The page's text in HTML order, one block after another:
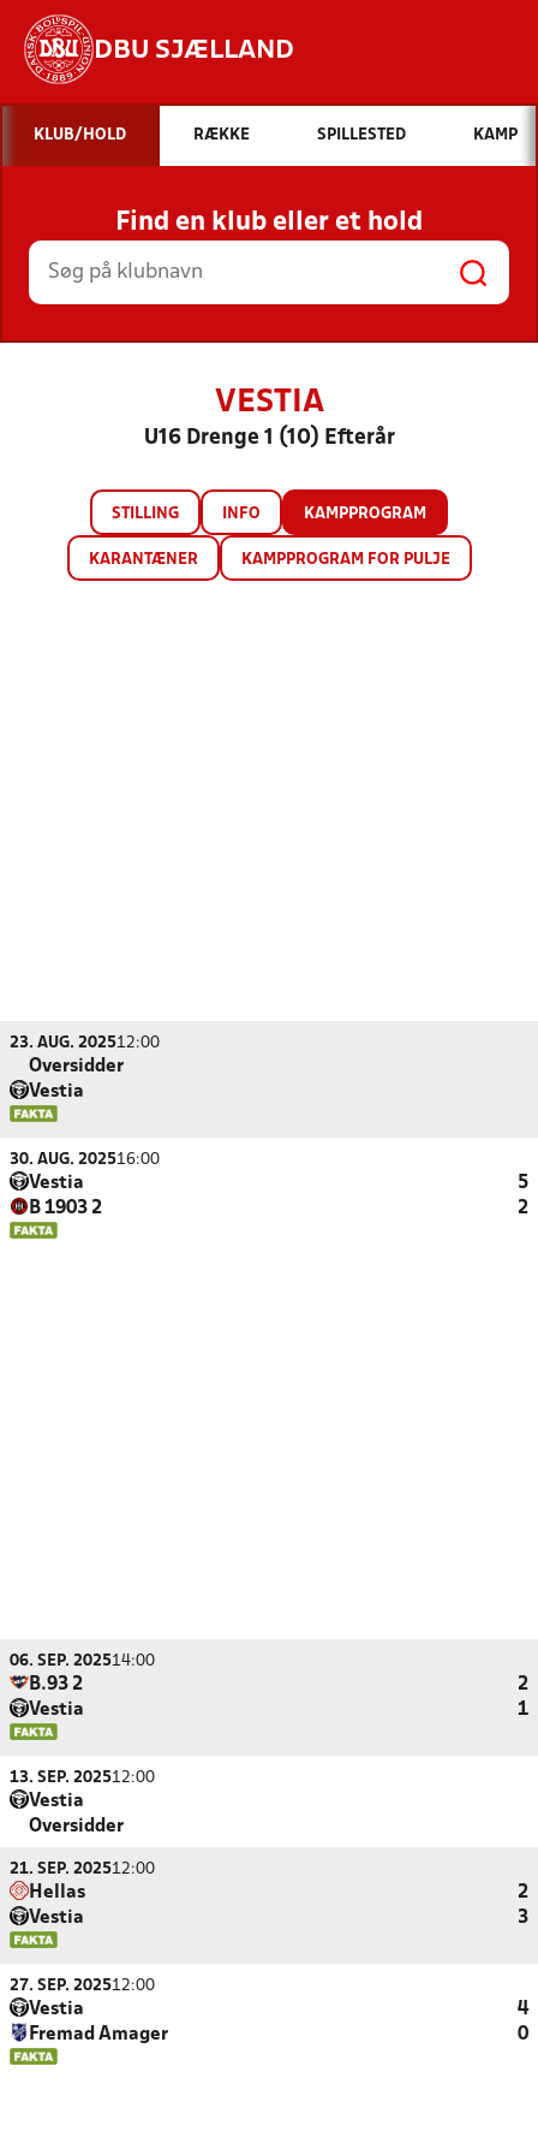
DBU SJÆLLAND
Hvad vil du søge efter?
INDHOLD OG NYHEDER
STILLINGER, RESULTATER, KLUBBER OG
HOLD
KLUB/HOLD RÆKKE SPILLESTED KAMP
Find en klub eller et hold
VESTIA
U16 Drenge 1 (10) Efterår
STILLING INFO KAMPPROGRAM
KARANTÆNER KAMPPROGRAM FOR PULJE
23. AUG. 202512:00
Oversidder
Vestia
30. AUG. 202516:00
Vestia
5
B 1903 2
2
06. SEP. 202514:00
B.93 2
2
Vestia
1
13. SEP. 202512:00
Vestia
Oversidder
21. SEP. 202512:00
Hellas
2
Vestia
3
27. SEP. 202512:00
Vestia
4
Fremad Amager
0